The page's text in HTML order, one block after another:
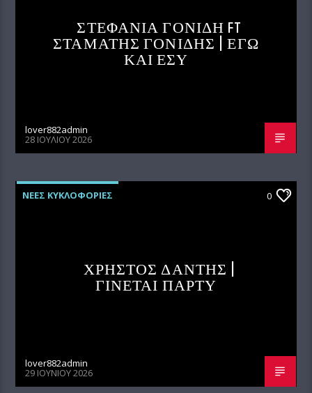
ΣΤΕΦΑΝΙΑ ΓΟΝΙΔΗ FT
ΣΤΑΜΑΤΗΣ ΓΟΝΙΔΗΣ | ΕΓΩ
ΚΑΙ ΕΣΥ
lover882admin
28 ΙΟΥΛΊΟΥ 2026
ΝΕΕΣ ΚΥΚΛΟΦΟΡΙΕΣ 0
ΧΡΗΣΤΟΣ ΔΑΝΤΗΣ |
ΓΙΝΕΤΑΙ ΠΑΡΤΥ
lover882admin
29 ΙΟΥΝΊΟΥ 2026